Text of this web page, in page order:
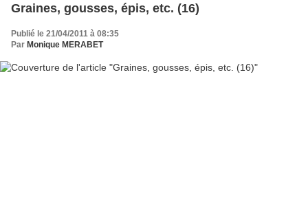
Graines, gousses, épis, etc. (16)
Publié le 21/04/2011 à 08:35
Par Monique MERABET